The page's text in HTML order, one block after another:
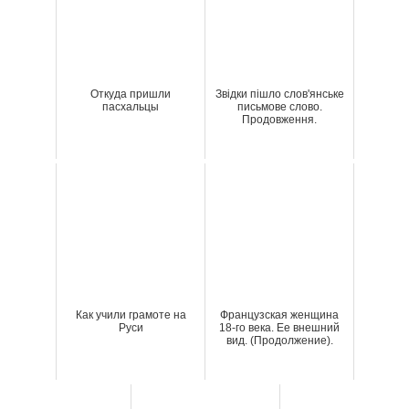
Откуда пришли
пасхальцы
Звідки пішло слов'янське
письмове слово.
Продовження.
Как учили грамоте на
Руси
Французская женщина
18-го века. Ее внешний
вид. (Продолжение).